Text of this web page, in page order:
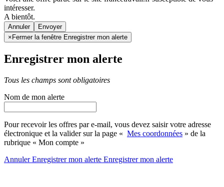
intéresser.
A bientôt.
Annuler
× Fermer la fenêtre Enregistrer mon alerte
Enregistrer mon alerte
Tous les champs sont obligatoires
Nom de mon alerte
Pour recevoir les offres par e-mail, vous devez saisir votre adresse
électronique et la valider sur la page « Mes coordonnées » de la
rubrique « Mon compte »
AnnulerEnregistrer mon alerte Enregistrermon alerte